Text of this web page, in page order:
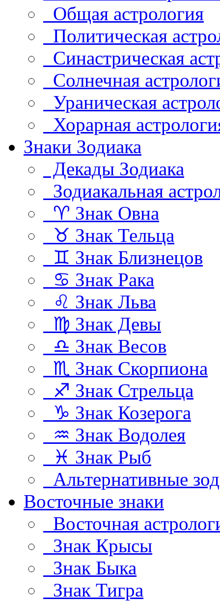
Общая астрология
Политическая
Синастрическая
Солнечная
Ураническая
Хорарная
Знаки Зодиака
Декады Зодиака
Зодиакальная
♈ Знак Овна
♉ Знак Тельца
♊ Знак Близнецов
♋ Знак Рака
♌ Знак Льва
♍ Знак Девы
♎ Знак Весов
♏ Знак Скорпиона
♐ Знак Стрельца
♑ Знак Козерога
♒ Знак Водолея
♓ Знак Рыб
Альтернативные
Восточные знаки
Восточная
Знак Крысы
Знак Быка
Знак Тигра